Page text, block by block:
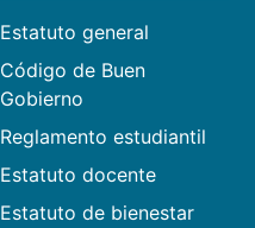
Estatuto general
Código de Buen
Gobierno
Reglamento estudiantil
Estatuto docente
Estatuto de bienestar